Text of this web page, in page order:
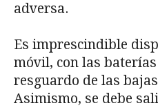
adversa.
Es imprescindible
móvil, con las
resguardo de las
Asimismo, se debe